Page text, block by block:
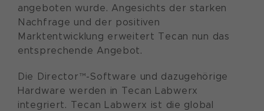
angeboten wurde. Angesichts der starken
Nachfrage und der positiven
Marktentwicklung erweitert Tecan nun das
entsprechende Angebot.
Die Director™-Software und dazugehörige
Hardware werden in Tecan Labwerx
integriert. Tecan Labwerx ist die global